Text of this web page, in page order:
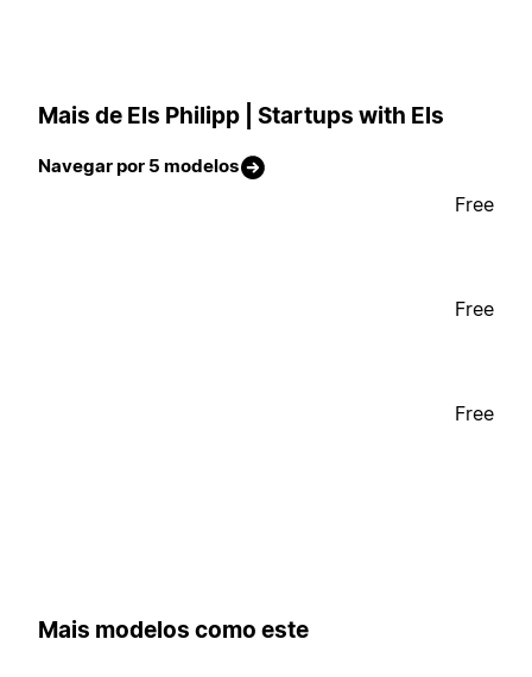
Mais de Els Philipp | Startups with Els
Navegar por 5 modelos
Free
Free
Free
Mais modelos como este